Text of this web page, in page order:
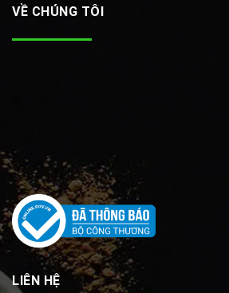
VỀ CHÚNG TÔI
LIÊN HỆ